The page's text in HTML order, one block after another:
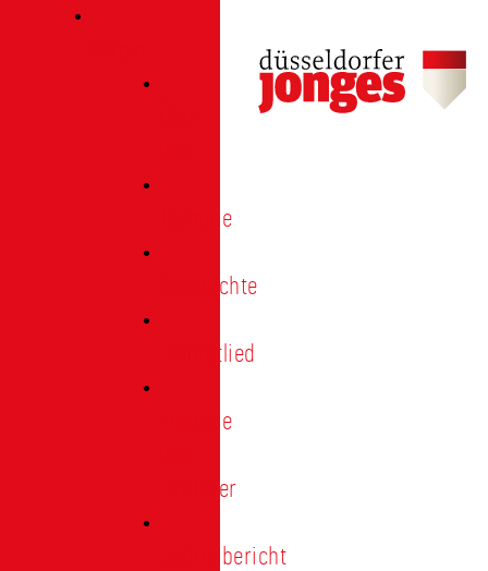
Termine
Geschichte
Heimatlied
Freunde
Förderer
Jahresbericht